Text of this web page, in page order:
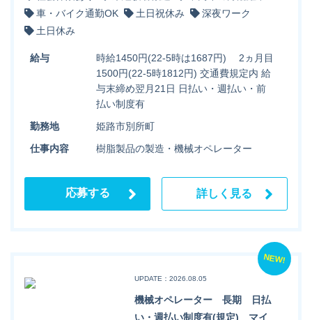
車・バイク通勤OK
土日祝休み
深夜ワーク
土日休み
給与
時給1450円(22-5時は1687円) 2ヵ月目
1500円(22-5時1812円) 交通費規定内 給
与末締め翌月21日 日払い・週払い・前
払い制度有
勤務地
姫路市別所町
仕事内容
樹脂製品の製造・機械オペレーター
応募する 詳しく見る
NEW!
UPDATE：2026.08.05
機械オペレーター 長期 日払
い・週払い制度有(規定) マイ